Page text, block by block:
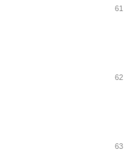
61
62
63